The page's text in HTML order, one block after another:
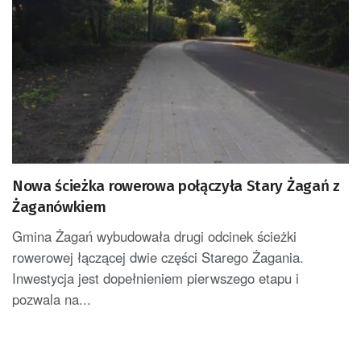
Nowa ścieżka rowerowa połączyła Stary Żagań z
Żaganówkiem
Gmina Żagań wybudowała drugi odcinek ścieżki
rowerowej łączącej dwie części Starego Żagania.
Inwestycja jest dopełnieniem pierwszego etapu i
pozwala na...